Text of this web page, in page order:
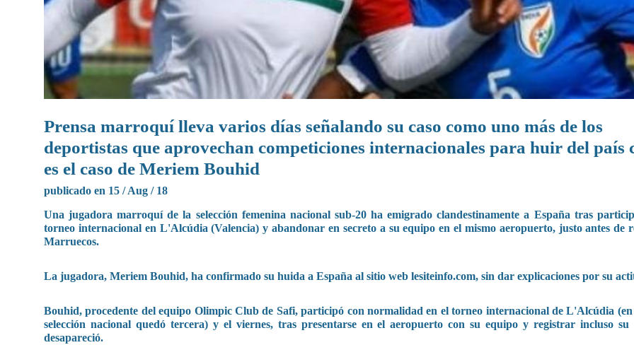
Prensa marroquí lleva varios días señalando su caso como uno más de los
deportistas que aprovechan competiciones internacionales para huir del país
es el caso de Meriem Bouhid
publicado en 15 / Aug / 18
Una jugadora marroquí de la selección femenina nacional sub-20 ha emigrado clandestinamente a España tras
torneo internacional en L'Alcúdia (Valencia) y abandonar en secreto a su equipo en el mismo aeropuerto, justo antes de
Marruecos.
La jugadora, Meriem Bouhid, ha confirmado su huida a España al sitio web lesiteinfo.com, sin dar explicaciones por su
Bouhid, procedente del equipo Olimpic Club de Safi, participó con normalidad en el torneo internacional de L'Alcúdia (en
selección nacional quedó tercera) y el viernes, tras presentarse en el aeropuerto con su equipo y registrar incluso su
desapareció.